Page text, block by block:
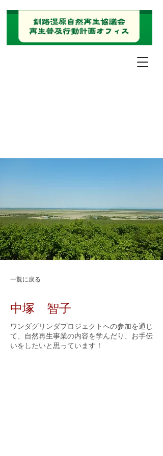
一覧に戻る
中塚 智子
ワンダグリンダプロジェクトへの参加を通じ
て、自然再生事業の内容を学んだり、お手伝
いをしたいと思っています！